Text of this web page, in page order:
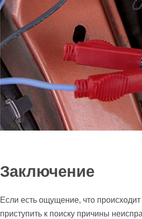
Заключение
Если есть ощущение, что
приступить к поиску причины